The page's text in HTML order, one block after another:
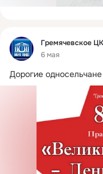
Фид
Гремячевское
6 мая
Дорогие